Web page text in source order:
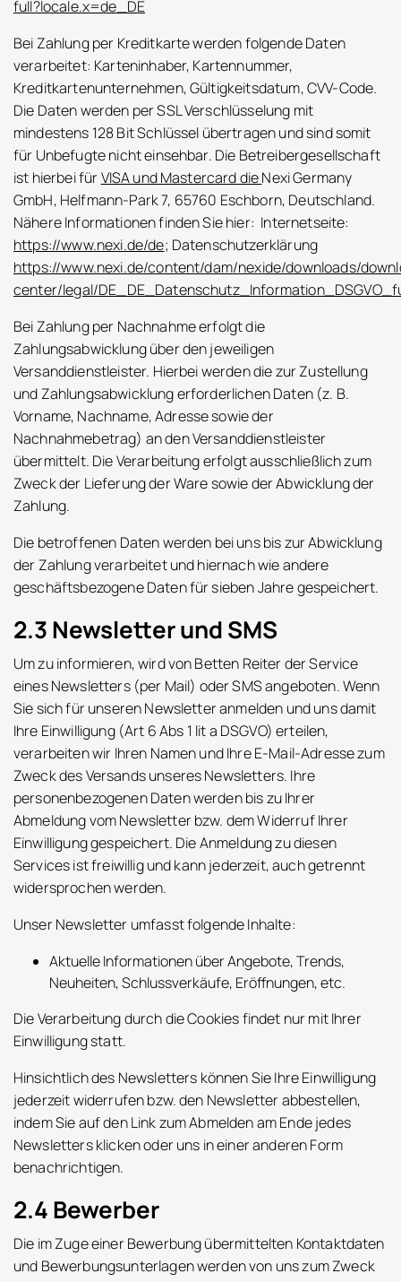
full?locale.x=de_DE
Bei Zahlung per Kreditkarte werden folgende Daten
verarbeitet: Karteninhaber, Kartennummer,
Kreditkartenunternehmen, Gültigkeitsdatum, CVV-Code.
Die Daten werden per SSL Verschlüsselung mit
mindestens 128 Bit Schlüssel übertragen und sind somit
für Unbefugte nicht einsehbar. Die Betreibergesellschaft
ist hierbei fürVISA und Mastercard dieNexi Germany
GmbH, Helfmann-Park 7, 65760 Eschborn, Deutschland.
Nähere Informationen finden Sie hier: Internetseite:
https://www.nexi.de/de; Datenschutzerklärung
https://www.nexi.de/content/dam/nexide/downloads/
center/legal/
Bei Zahlung per Nachnahme erfolgt die
Zahlungsabwicklung über den jeweiligen
Versanddienstleister. Hierbei werden die zur Zustellung
und Zahlungsabwicklung erforderlichen Daten (z. B.
Vorname, Nachname, Adresse sowie der
Nachnahmebetrag) an den Versanddienstleister
übermittelt. Die Verarbeitung erfolgt ausschließlich zum
Zweck der Lieferung der Ware sowie der Abwicklung der
Zahlung.
Die betroffenen Daten werden bei uns bis zur Abwicklung
der Zahlung verarbeitet und hiernach wie andere
geschäftsbezogene Daten für sieben Jahre gespeichert.
2.3 Newsletter und SMS
Um zu informieren, wird von Betten Reiter der Service
eines Newsletters (per Mail) oder SMS angeboten. Wenn
Sie sich für unseren Newsletter anmelden und uns damit
Ihre Einwilligung (Art 6 Abs 1 lit a DSGVO) erteilen,
verarbeiten wir Ihren Namen und Ihre E-Mail-Adresse zum
Zweck des Versands unseres Newsletters. Ihre
personenbezogenen Daten werden bis zu Ihrer
Abmeldung vom Newsletter bzw. dem Widerruf Ihrer
Einwilligung gespeichert. Die Anmeldung zu diesen
Services ist freiwillig und kann jederzeit, auch getrennt
widersprochen werden.
Unser Newsletter umfasst folgende Inhalte:
Aktuelle Informationen über Angebote, Trends,
Neuheiten, Schlussverkäufe, Eröffnungen, etc.
Die Verarbeitung durch die Cookies findet nur mit Ihrer
Einwilligung statt.
Hinsichtlich des Newsletters können Sie Ihre Einwilligung
jederzeit widerrufen bzw. den Newsletter abbestellen,
indem Sie auf den Link zum Abmelden am Ende jedes
Newsletters klicken oder uns in einer anderen Form
benachrichtigen.
2.4 Bewerber
Die im Zuge einer Bewerbung übermittelten Kontaktdaten
und Bewerbungsunterlagen werden von uns zum Zweck